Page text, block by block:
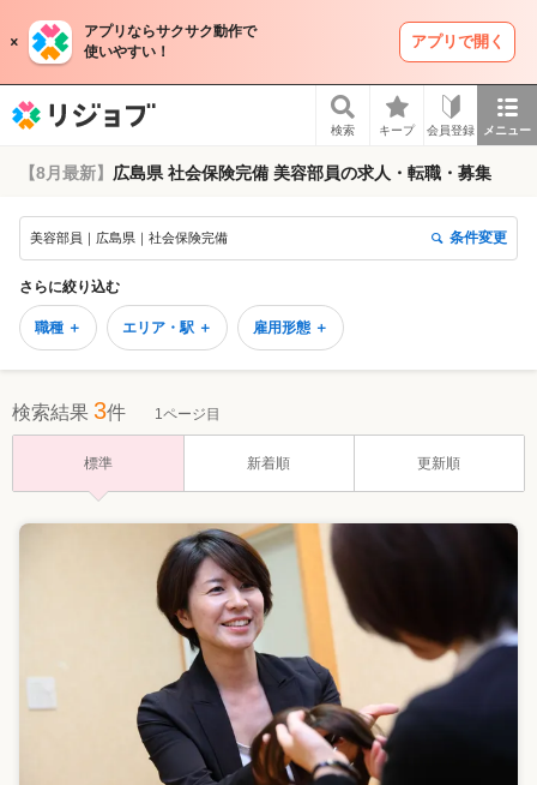
アプリならサクサク動作で
使いやすい！
アプリで開く
検索 キープ 会員登録 メニュー
【8月最新】 広島県 社会保険完備 美容部員の求人・転職・募集
美容部員｜広島県｜社会保険完備 条件変更
さらに絞り込む
職種 ＋ エリア・駅 ＋ 雇用形態 ＋
検索結果 3件 1ページ目
標準 新着順 更新順